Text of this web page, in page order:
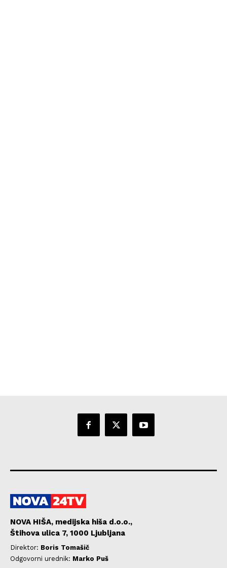
NOVA HIŠA, medijska hiša d.o.o.,
Štihova ulica 7, 1000 Ljubljana
Direktor: Boris Tomašič
Odgovorni urednik: Marko Puš